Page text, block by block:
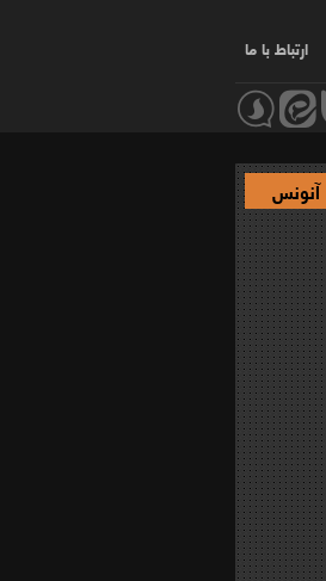
ارتباط با ما
آنونس